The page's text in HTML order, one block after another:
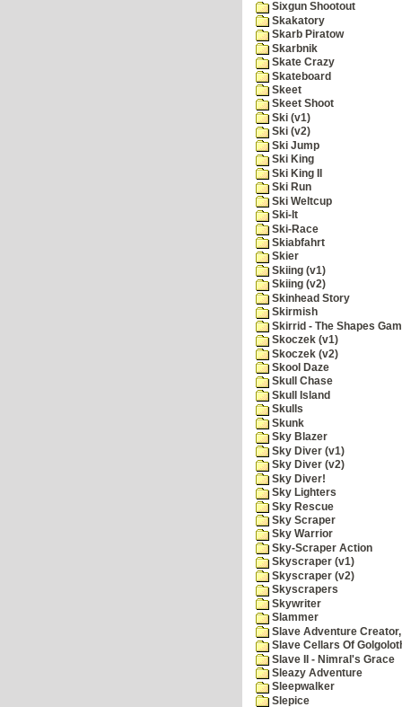
Sixgun Shootout
Skakatory
Skarb Piratow
Skarbnik
Skate Crazy
Skateboard
Skeet
Skeet Shoot
Ski (v1)
Ski (v2)
Ski Jump
Ski King
Ski King II
Ski Run
Ski Weltcup
Ski-It
Ski-Race
Skiabfahrt
Skier
Skiing (v1)
Skiing (v2)
Skinhead Story
Skirmish
Skirrid - The Shapes
Skoczek (v1)
Skoczek (v2)
Skool Daze
Skull Chase
Skull Island
Skulls
Skunk
Sky Blazer
Sky Diver (v1)
Sky Diver (v2)
Sky Diver!
Sky Lighters
Sky Rescue
Sky Scraper
Sky Warrior
Sky-Scraper Action
Skyscraper (v1)
Skyscraper (v2)
Skyscrapers
Skywriter
Slammer
Slave Adventure Creator,
Slave Cellars Of
Slave II - Nimral's Grace
Sleazy Adventure
Sleepwalker
Slepice